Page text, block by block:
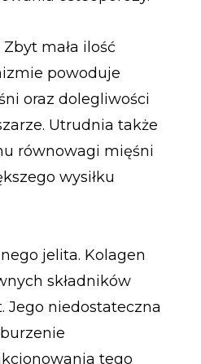
mała ilość
powoduje
oraz dolegliwości
Utrudnia także
równowagi mięśni
wysiłku
jelita. Kolagen
składników
Jego niedostateczna
tego